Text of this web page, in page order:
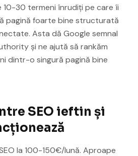
10-30 termeni înrudiți pe care îi
pagină foarte bine structurată
Asta dă Google semnal
și ne ajută să rankăm
dintr-o singură pagină bine
SEO ieftin și
la 100-150€/lună. Aproape